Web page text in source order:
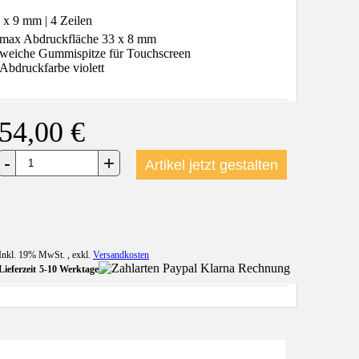
x 9 mm | 4 Zeilen
max Abdruckfläche 33 x 8 mm
weiche Gummispitze für Touchscreen
Abdruckfarbe violett
€
- + Artikel jetzt gestalten
19% MwSt. , exkl. Versandkosten
5-10 Werktage